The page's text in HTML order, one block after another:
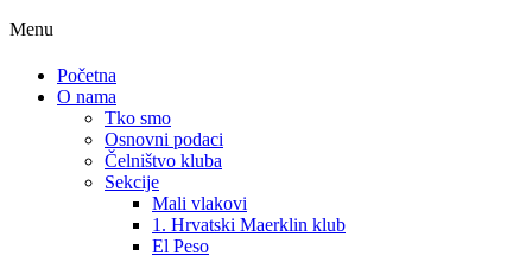
Menu
Početna
O nama
Tko smo
Osnovni podaci
Čelništvo kluba
Sekcije
Mali vlakovi
1. Hrvatski Maerklin klub
El Peso